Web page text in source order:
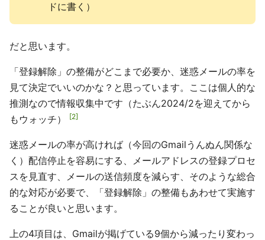
ドに書く）
だと思います。
「登録解除」の整備がどこまで必要か、迷惑メールの率を
見て決定でいいのかな？と思っています。ここは個人的な
推測なので情報収集中です（たぶん2024/2を迎えてから
もウォッチ）
2
迷惑メールの率が高ければ（今回のGmailうんぬん関係な
く）配信停止を容易にする、メールアドレスの登録プロセ
スを見直す、メールの送信頻度を減らす、そのような総合
的な対応が必要で、「登録解除」の整備もあわせて実施す
ることが良いと思います。
上の4項目は、Gmailが掲げている9個から減ったり変わっ